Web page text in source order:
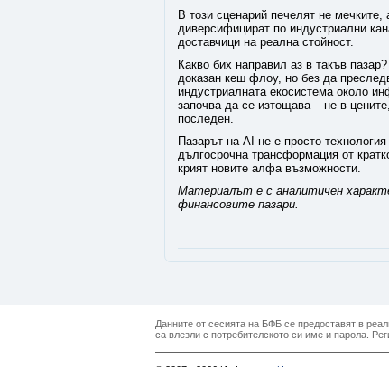
В този сценарий печелят не мечките,
диверсифицират по индустриални
доставчици на реална стойност.
Какво бих направил аз в такъв
доказан кеш флоу, но без да
индустриалната екосистема около
започва да се изтощава – не в
последен.
Пазарът на AI не е просто
дългосрочна трансформация от
крият новите алфа възможности.
Материалът е с аналитичен
финансовите пазари.
Данните от сесията на БФБ се предоставят в
са влезли с потребителското си име и парола.